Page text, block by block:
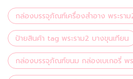
กล่องบรรจุภัณฑ์เครื่องสำอาง พระรา
ป้ายสินค้า tag พระราม2 บางขุนเทียน
กล่องบรรจุภัณฑ์ขนม กล่องเบเกอรี่ พ